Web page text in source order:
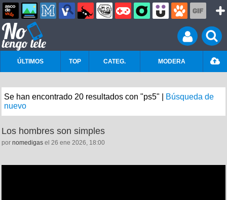
ÚLTIMOS TOP CATEG. MODERA
Se han encontrado 20 resultados con "ps5" |
Búsqueda de
nuevo
Los hombres son simples
por nomedigas el 26 ene 2026, 18:00